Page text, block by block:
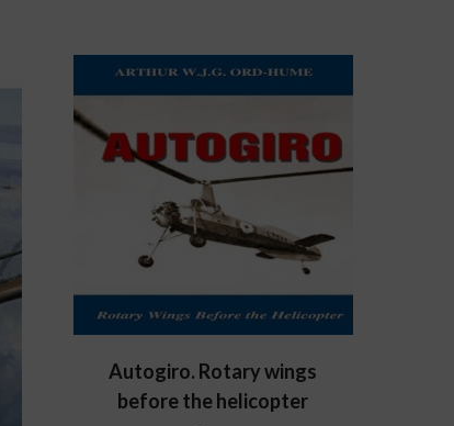
Autogiro. Rotary wings
before the helicopter